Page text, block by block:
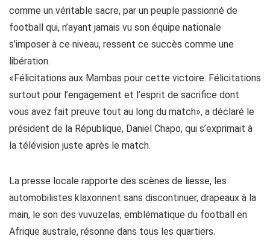
comme un véritable sacre, par un peuple passionné de
football qui, n’ayant jamais vu son équipe nationale
s’imposer à ce niveau, ressent ce succès comme une
libération.
«Félicitations aux Mambas pour cette victoire. Félicitations
surtout pour l’engagement et l’esprit de sacrifice dont
vous avez fait preuve tout au long du match», a déclaré le
président de la République, Daniel Chapo, qui s’exprimait à
la télévision juste après le match.
La presse locale rapporte des scènes de liesse, les
automobilistes klaxonnent sans discontinuer, drapeaux à la
main, le son des vuvuzelas, emblématique du football en
Afrique australe, résonne dans tous les quartiers.